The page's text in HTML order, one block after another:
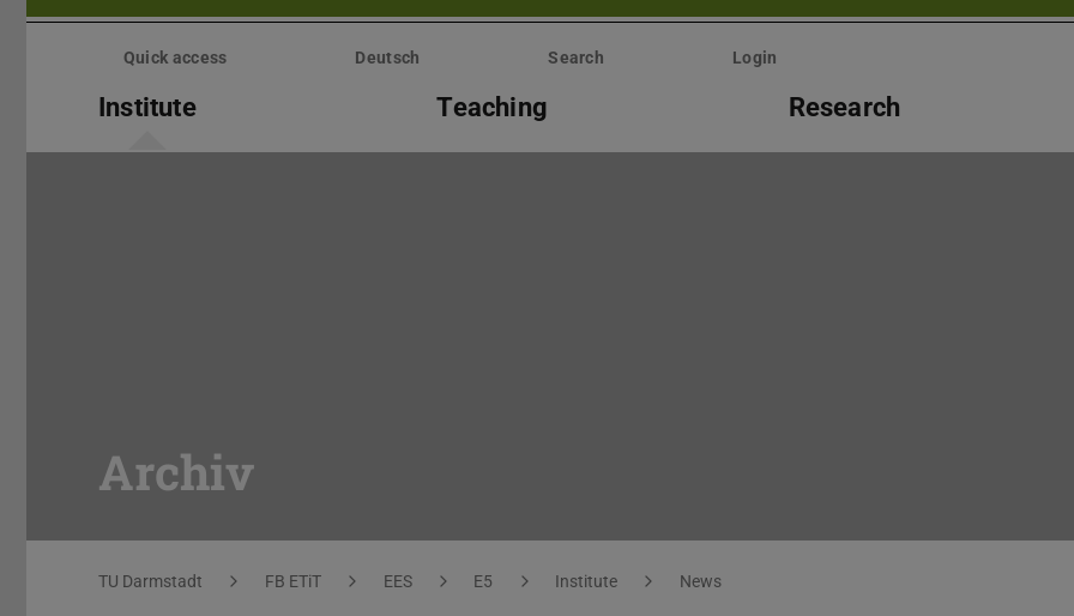
Skip
Quick access Deutsch Search Login
Institute Teaching Research
Archiv
You are here:
TU Darmstadt FB ETiT EES E5 Institute News